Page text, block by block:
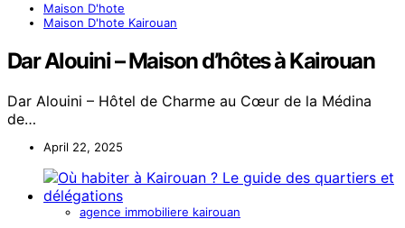
Maison D'hote
Maison D'hote Kairouan
Dar Alouini – Maison d’hôtes à Kairouan
Dar Alouini – Hôtel de Charme au Cœur de la Médina
de…
April 22, 2025
agence immobiliere kairouan